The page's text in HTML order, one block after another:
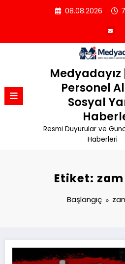
08.08.2026
Medyadayız
Personel
Sosyal
Resmi Duyurular ve
Haberleri
Etiket:
Başlangıç